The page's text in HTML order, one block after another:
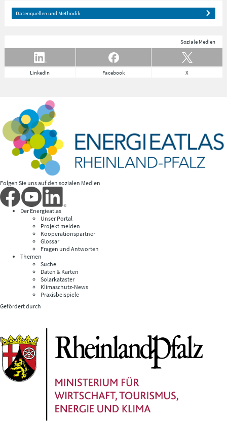
Datenquellen und Methodik
Soziale Medien
LinkedIn Facebook X
Folgen Sie uns auf den sozialen Medien
Der Energieatlas
Unser Portal
Projekt melden
Kooperationspartner
Glossar
Fragen und Antworten
Themen
Suche
Daten & Karten
Solarkataster
Klimaschutz-News
Praxisbeispiele
Gefördert durch